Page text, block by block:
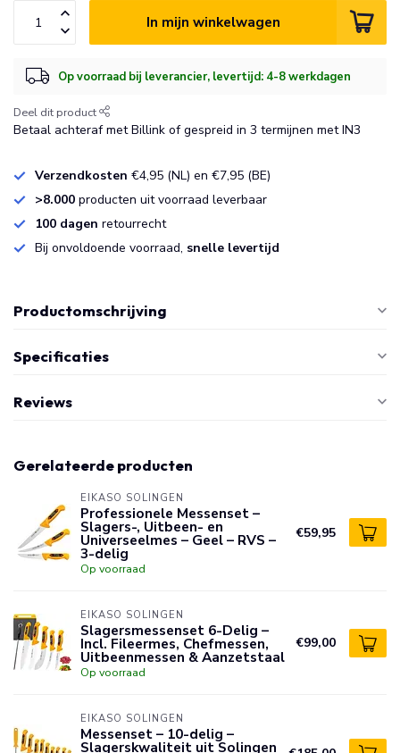
In mijn winkelwagen
Op voorraad bij leverancier, levertijd: 4-8 werkdagen
Deel dit product
Betaal achteraf met Billink of gespreid in 3 termijnen met IN3
Verzendkosten €4,95 (NL) en €7,95 (BE)
>8.000 producten uit voorraad leverbaar
100 dagen retourrecht
Bij onvoldoende voorraad, snelle levertijd
Productomschrijving
Specificaties
Reviews
Gerelateerde producten
EIKASO SOLINGEN
Professionele Messenset –
Slagers-, Uitbeen- en
Universeelmes – Geel – RVS –
3-delig
Op voorraad
€59,95
EIKASO SOLINGEN
Slagersmessenset 6-Delig –
Incl. Fileermes, Chefmessen,
Uitbeenmessen & Aanzetstaal
Op voorraad
€99,00
EIKASO SOLINGEN
Messenset – 10-delig –
Slagerskwaliteit uit Solingen